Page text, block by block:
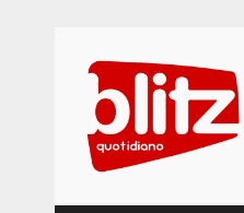
content